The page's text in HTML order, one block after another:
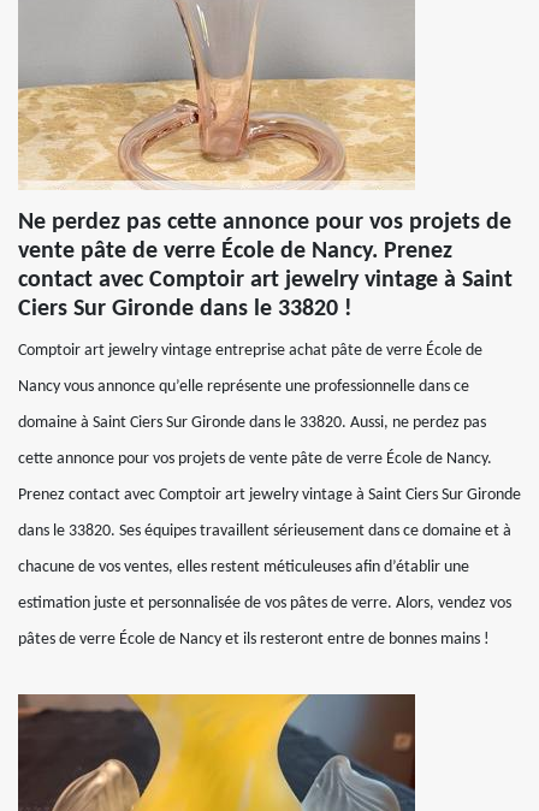
Ne perdez pas cette annonce pour vos projets de
vente pâte de verre École de Nancy. Prenez
contact avec Comptoir art jewelry vintage à Saint
Ciers Sur Gironde dans le 33820 !
Comptoir art jewelry vintage entreprise achat pâte de verre École de
Nancy vous annonce qu’elle représente une professionnelle dans ce
domaine à Saint Ciers Sur Gironde dans le 33820. Aussi, ne perdez pas
cette annonce pour vos projets de vente pâte de verre École de Nancy.
Prenez contact avec Comptoir art jewelry vintage à Saint Ciers Sur Gironde
dans le 33820. Ses équipes travaillent sérieusement dans ce domaine et à
chacune de vos ventes, elles restent méticuleuses afin d’établir une
estimation juste et personnalisée de vos pâtes de verre. Alors, vendez vos
pâtes de verre École de Nancy et ils resteront entre de bonnes mains !